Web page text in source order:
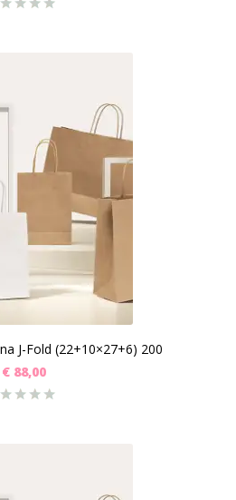
J-Fold (22+10×27+6) 200
€ 88,00